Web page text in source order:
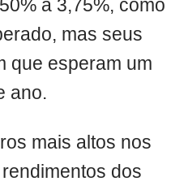
a 3,75%, como
mas seus
que esperam um
ano.
mais altos nos
dos